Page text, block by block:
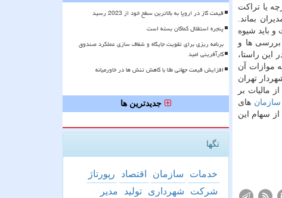
یا تراكت
بماند.
باید شیوه
بررسی ها و
این راستا،
موازات آن
تهران
مالیات بر
سازمان های
از سهام این
قیمت گاز در اروپا به بالاترین سطح خود از 2023 رسید
پنجره استقلال کماکان بسته است
برنامه ریزی برای تقویت جایگاه و شفاف سازی عملکرد صندوق
کارآفرینی امید
افزایش قیمت جهانی طلا با کاهش تنش ها در خاورمیانه
جدیدترین ها
تگها
خدمات سازمان اقتصاد
رپورتاژ
شركت
شهرداری تولید مدیر